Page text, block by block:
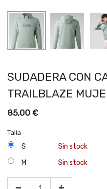
SUDADERA CON
TRAILBLAZE
85,00 €
Talla
S
Sin stock
M
Sin stock